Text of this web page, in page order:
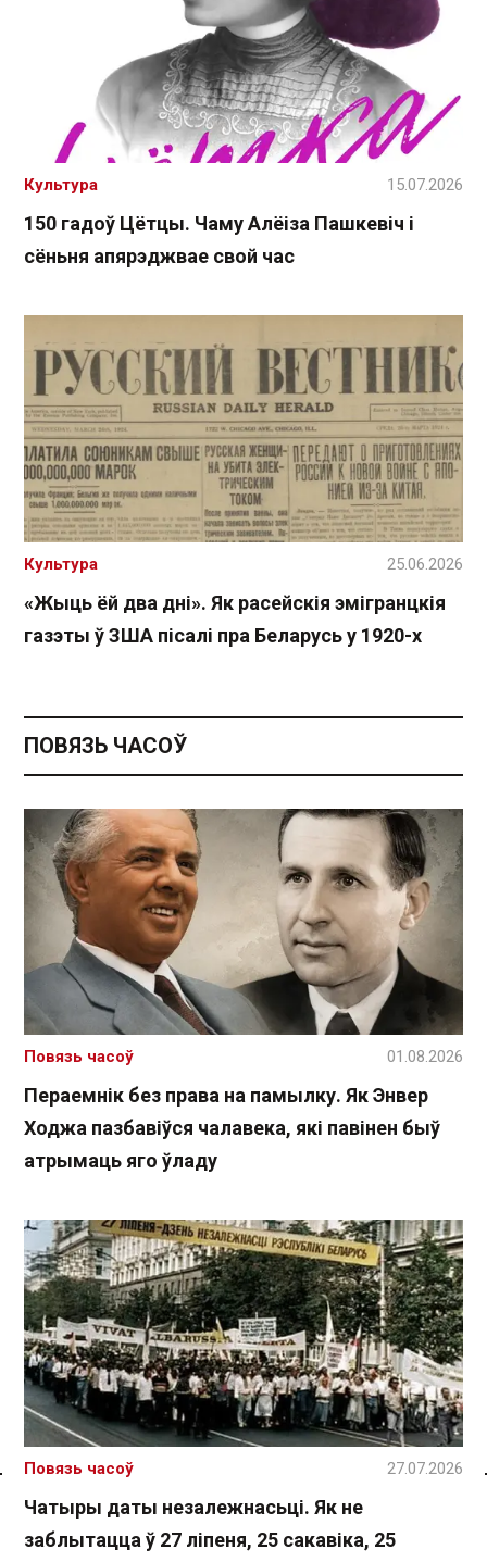
Спасылка без VPN
150 гадоў Цётцы. Чаму Алёіза Пашкевіч і
сёньня апярэджвае свой час
Культура 15.07.2026
«Жыць ёй два дні». Як расейскія эмігранцкія
газэты ў ЗША пісалі пра Беларусь у 1920-х
Культура 25.06.2026
ПОВЯЗЬ ЧАСОЎ
Пераемнік без права на памылку. Як Энвер
Ходжа пазбавіўся чалавека, які павінен быў
атрымаць яго ўладу
Повязь часоў 01.08.2026
Чатыры даты незалежнасьці. Як не
заблытацца ў 27 ліпеня, 25 сакавіка, 25
Повязь часоў 27.07.2026